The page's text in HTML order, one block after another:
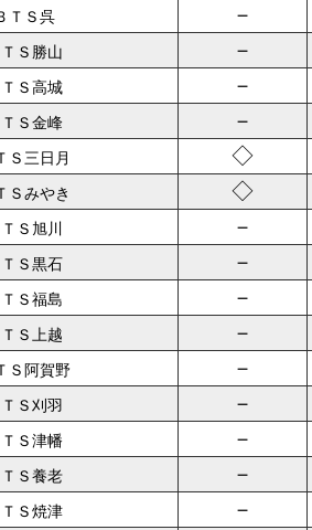
ＴＳ呉 －
ＴＳ勝山 －
ＴＳ高城 －
ＴＳ金峰 －
Ｓ三日月 ◇
Ｓみやき ◇
Ｓ旭川 －
ＴＳ黒石 －
ＴＳ福島 －
ＴＳ上越 －
Ｓ阿賀野 －
ＴＳ刈羽 －
ＴＳ津幡 －
ＴＳ養老 －
ＴＳ焼津 －